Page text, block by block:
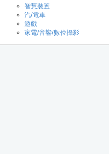
智慧裝置
汽/電車
遊戲
家電/音響/數位攝影